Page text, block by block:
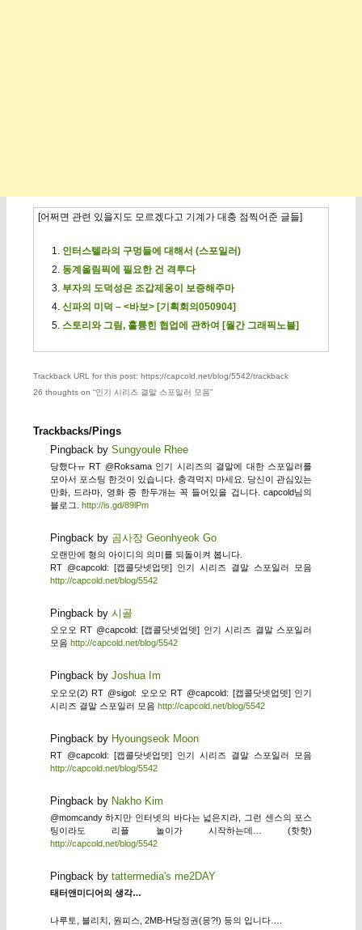
[어쩌면 관련 있을지도 모르겠다고 기계가 대충 점찍어준 글들]
인터스텔라의 구멍들에 대해서 (스포일러)
동계올림픽에 필요한 건 격투다
부자의 도덕성은 조갑제옹이 보증해주마
신파의 미덕 – <바보> [기획회의050904]
스토리와 그림, 훌륭힌 협업에 관하여 [월간 그래픽노블]
Trackback URL for this post: https://capcold.net/blog/5542/trackback
26 thoughts on “인기 시리즈 결말 스포일러 모음”
Trackbacks/Pings
Pingback by Sungyoule Rhee
당했다ㅠ RT @Roksama 인기 시리즈의 결말에 대한 스포일러를
모아서 포스팅 한것이 있습니다. 충격먹지 마세요. 당신이 관심있는
만화, 드라마, 영화 중 한두개는 꼭 들어있을 겁니다. capcold님의
블로그. http://is.gd/89lPm
Pingback by 곰사장 Geonhyeok Go
오랜만에 형의 아이디의 의미를 되돌이켜 봅니다.
RT @capcold: [캡콜닷넷업뎃] 인기 시리즈 결말 스포일러 모음
http://capcold.net/blog/5542
Pingback by 시골
오오오 RT @capcold: [캡콜닷넷업뎃] 인기 시리즈 결말 스포일러
모음 http://capcold.net/blog/5542
Pingback by Joshua Im
오오오(2) RT @sigol: 오오오 RT @capcold: [캡콜닷넷업뎃] 인기
시리즈 결말 스포일러 모음 http://capcold.net/blog/5542
Pingback by Hyoungseok Moon
RT @capcold: [캡콜닷넷업뎃] 인기 시리즈 결말 스포일러 모음
http://capcold.net/blog/5542
Pingback by Nakho Kim
@momcandy 하지만 인터넷의 바다는 넓은지라, 그런 센스의 포스
팅이라도 리플 놀이가 시작하는데… (핫핫)
http://capcold.net/blog/5542
Pingback by tattermedia's me2DAY
태터앤미디어의 생각…
나루토, 블리치, 원피스, 2MB-H당정권(응?!) 등의 입니다….